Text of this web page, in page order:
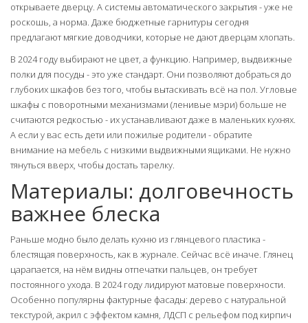
открываете дверцу. А системы автоматического закрытия - уже не
роскошь, а норма. Даже бюджетные гарнитуры сегодня
предлагают мягкие доводчики, которые не дают дверцам хлопать.
В 2024 году выбирают не цвет, а функцию. Например, выдвижные
полки для посуды - это уже стандарт. Они позволяют добраться до
глубоких шкафов без того, чтобы вытаскивать всё на пол. Угловые
шкафы с поворотными механизмами (ленивые мэри) больше не
считаются редкостью - их устанавливают даже в маленьких кухнях.
А если у вас есть дети или пожилые родители - обратите
внимание на мебель с низкими выдвижными ящиками. Не нужно
тянуться вверх, чтобы достать тарелку.
Материалы: долговечность
важнее блеска
Раньше модно было делать кухню из глянцевого пластика -
блестящая поверхность, как в журнале. Сейчас всё иначе. Глянец
царапается, на нём видны отпечатки пальцев, он требует
постоянного ухода. В 2024 году лидируют матовые поверхности.
Особенно популярны фактурные фасады: дерево с натуральной
текстурой, акрил с эффектом камня, ЛДСП с рельефом под кирпич